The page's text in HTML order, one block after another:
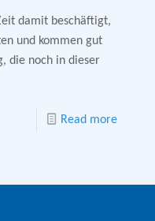
damit beschäftigt,
und kommen gut
die noch in dieser
Read more